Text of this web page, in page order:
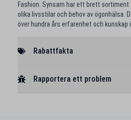
Fashion. Synsam har ett brett
olika livsstilar och behov av ögonhälsa.
över hundra års erfarenhet och kunskap i
Rabattfakta
Rapportera ett problem